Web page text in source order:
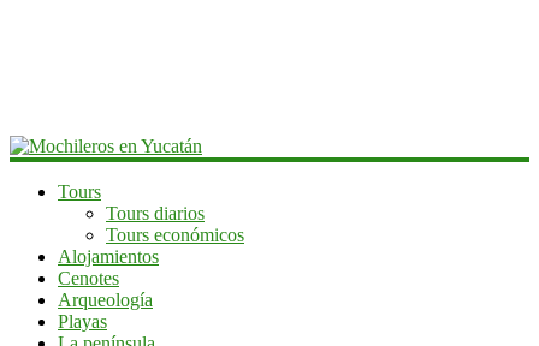
Mochileros
Yucatán
Tours
Tours diarios
Tours económicos
Alojamientos
Cenotes
Arqueología
Playas